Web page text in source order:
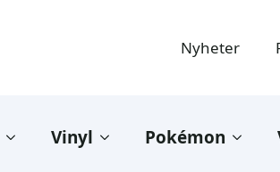
Nyheter
Vinyl Pokémon